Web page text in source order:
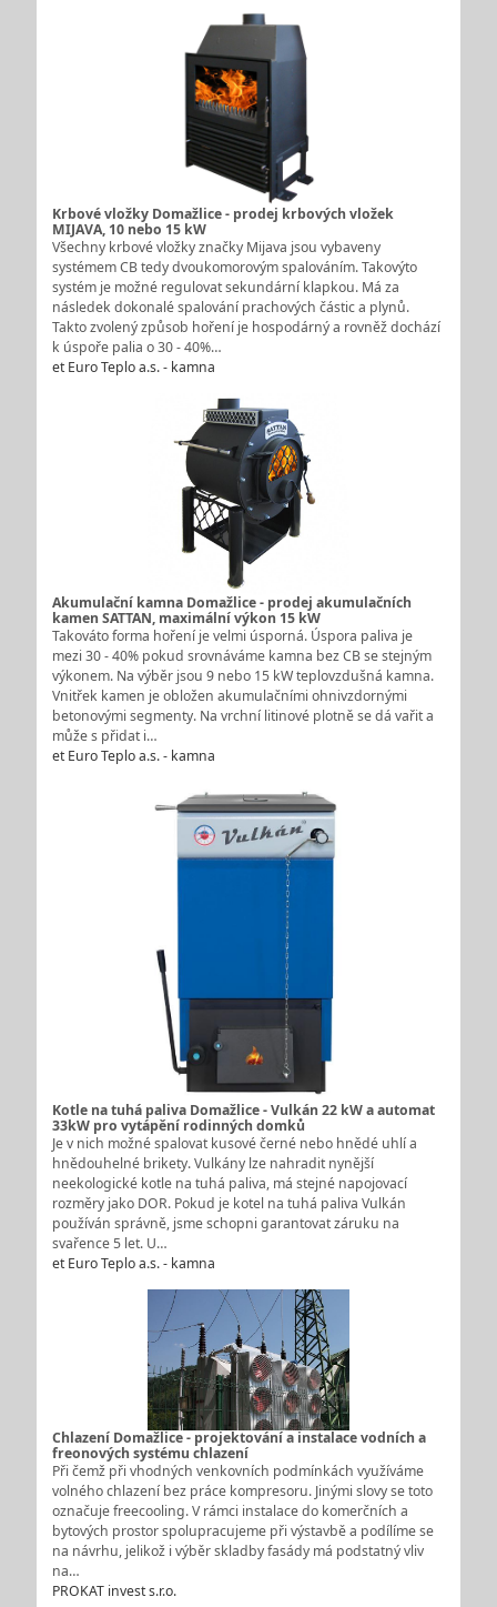
Krbové vložky Domažlice - prodej krbových vložek
MIJAVA, 10 nebo 15 kW
Všechny krbové vložky značky Mijava jsou vybaveny
systémem CB tedy dvoukomorovým spalováním. Takovýto
systém je možné regulovat sekundární klapkou. Má za
následek dokonalé spalování prachových částic a plynů.
Takto zvolený způsob hoření je hospodárný a rovněž dochází
k úspoře palia o 30 - 40%…
et Euro Teplo a.s. - kamna
Akumulační kamna Domažlice - prodej akumulačních
kamen SATTAN, maximální výkon 15 kW
Takováto forma hoření je velmi úsporná. Úspora paliva je
mezi 30 - 40% pokud srovnáváme kamna bez CB se stejným
výkonem. Na výběr jsou 9 nebo 15 kW teplovzdušná kamna.
Vnitřek kamen je obložen akumulačními ohnivzdornými
betonovými segmenty. Na vrchní litinové plotně se dá vařit a
může s přidat i…
et Euro Teplo a.s. - kamna
Kotle na tuhá paliva Domažlice - Vulkán 22 kW a automat
33kW pro vytápění rodinných domků
Je v nich možné spalovat kusové černé nebo hnědé uhlí a
hnědouhelné brikety. Vulkány lze nahradit nynější
neekologické kotle na tuhá paliva, má stejné napojovací
rozměry jako DOR. Pokud je kotel na tuhá paliva Vulkán
používán správně, jsme schopni garantovat záruku na
svařence 5 let. U…
et Euro Teplo a.s. - kamna
Chlazení Domažlice - projektování a instalace vodních a
freonových systému chlazení
Při čemž při vhodných venkovních podmínkách využíváme
volného chlazení bez práce kompresoru. Jinými slovy se toto
označuje freecooling. V rámci instalace do komerčních a
bytových prostor spolupracujeme při výstavbě a podílíme se
na návrhu, jelikož i výběr skladby fasády má podstatný vliv
na…
PROKAT invest s.r.o.